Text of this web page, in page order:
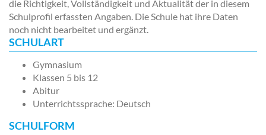
die Richtigkeit, Vollständigkeit und Aktualität der in diesem
Schulprofil erfassten Angaben. Die Schule hat ihre Daten
noch nicht bearbeitet und ergänzt.
SCHULART
Gymnasium
Klassen 5 bis 12
Abitur
Unterrichtssprache: Deutsch
SCHULFORM